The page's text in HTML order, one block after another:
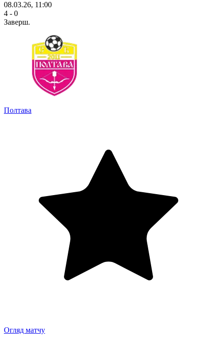
08.03.26, 11:00
4 - 0
Заверш.
Полтава
Огляд матчу